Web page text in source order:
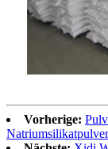
Vorherige:
Natriumsilikatpulver